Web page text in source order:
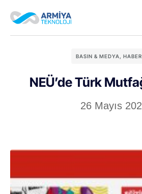
BASIN & MEDYA,
NEÜ’de Türk
26 Mayıs